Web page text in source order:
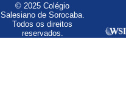
© 2025 Colégio
Salesiano de Sorocaba.
Todos os direitos
reservados.